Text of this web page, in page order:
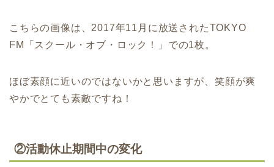
こちらの画像は、2017年11月に放送されたTOKYO
FM「スクール・オブ・ロック！」での1枚。
ほぼ素顔に近いのではないかと思いますが、笑顔が爽
やかでとても素敵ですね！
②活動休止期間中の変化